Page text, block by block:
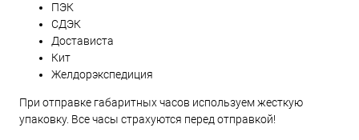
ПЭК
СДЭК
Достависта
Кит
Желдорэкспедиция
При отправке габаритных часов используем жесткую
упаковку. Все часы страхуются перед отправкой!